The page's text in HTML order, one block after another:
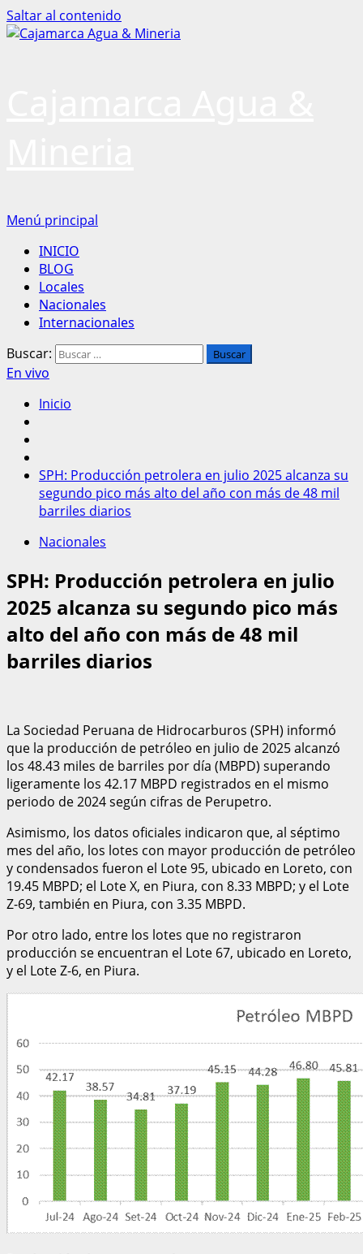
Saltar al contenido
Menú principal
INICIO
BLOG
Locales
Nacionales
Internacionales
Buscar:
En vivo
Inicio
SPH: Producción petrolera en julio 2025 alcanza su
segundo pico más alto del año con más de 48 mil
barriles diarios
Nacionales
SPH: Producción petrolera en julio
2025 alcanza su segundo pico más
alto del año con más de 48 mil
barriles diarios
La Sociedad Peruana de Hidrocarburos (SPH) informó
que la producción de petróleo en julio de 2025 alcanzó
los 48.43 miles de barriles por día (MBPD) superando
ligeramente los 42.17 MBPD registrados en el mismo
periodo de 2024 según cifras de Perupetro.
Asimismo, los datos oficiales indicaron que, al séptimo
mes del año, los lotes con mayor producción de petróleo
y condensados fueron el Lote 95, ubicado en Loreto, con
19.45 MBPD; el Lote X, en Piura, con 8.33 MBPD; y el Lote
Z-69, también en Piura, con 3.35 MBPD.
Por otro lado, entre los lotes que no registraron
producción se encuentran el Lote 67, ubicado en Loreto,
y el Lote Z-6, en Piura.